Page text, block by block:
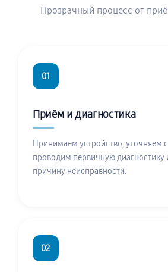
Прозрачный процесс от
01
Приём и диагностика
Принимаем устройство, уточняем
проводим первичную диагностику
причину неисправности.
02